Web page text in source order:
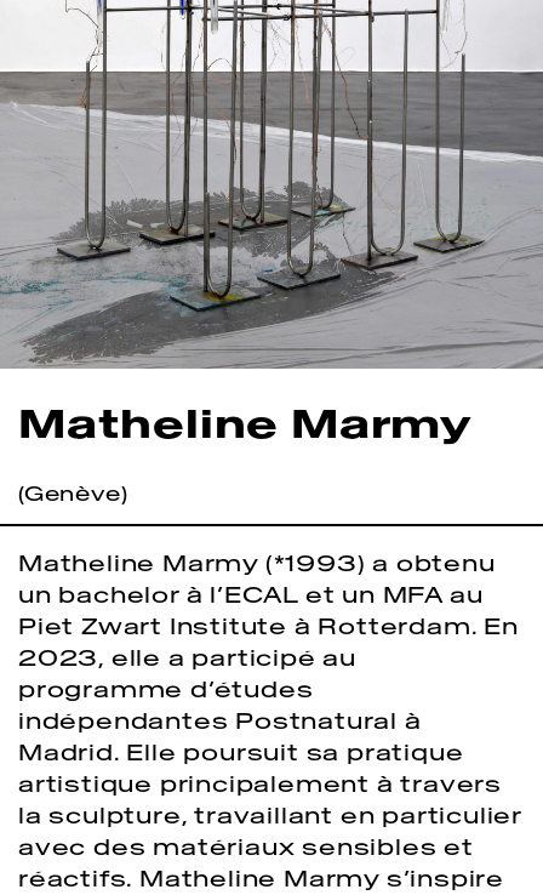
Matheline Marmy
(Genève)
Matheline Marmy (*1993) a obtenu
un bachelor à l’ECAL et un MFA au
Piet Zwart Institute à Rotterdam. En
2023, elle a participé au
programme d’études
indépendantes Postnatural à
Madrid. Elle poursuit sa pratique
artistique principalement à travers
la sculpture, travaillant en particulier
avec des matériaux sensibles et
réactifs. Matheline Marmy s’inspire